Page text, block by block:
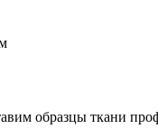
образцы ткани